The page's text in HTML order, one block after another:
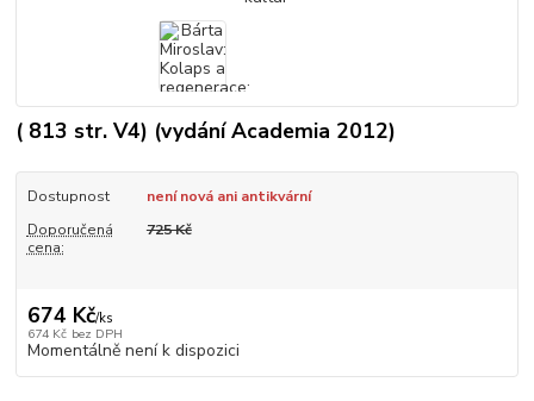
( 813 str. V4) (vydání Academia 2012)
Dostupnost
není nová ani antikvární
Doporučená
cena:
725 Kč
674 Kč/ks
674 Kč bez DPH
Momentálně není k dispozici